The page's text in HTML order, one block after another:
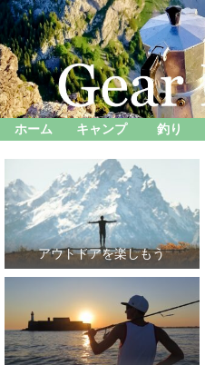
ホーム キャンプ 釣り
アウトドアを楽しもう